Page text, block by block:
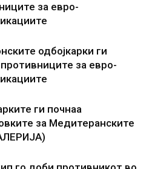
за евро-
одбојкарки ги
за евро-
ги почнаа
за Медитеранските